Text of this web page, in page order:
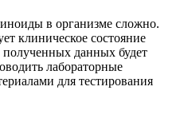
в организме сложно.
клиническое состояние
данных будет
лабораторные
для тестирования